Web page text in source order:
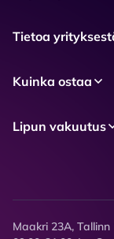
Tietoa
Kuinka ostaa
Lipun vakuutus
Maakri 23A,